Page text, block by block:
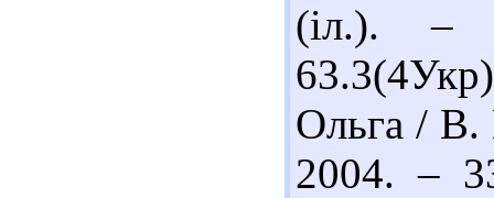
(іл.). –
Ольга / В.
2004. –